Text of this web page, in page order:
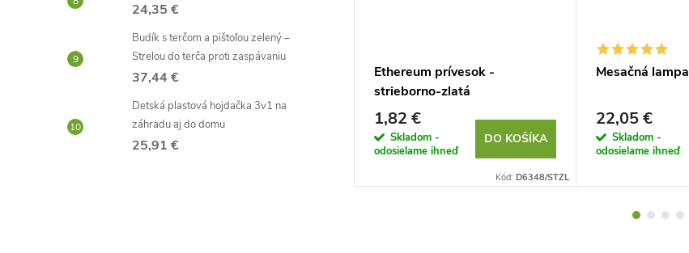
24,35 €
Budík s terčom a pištoľou zelený –
Strelou do terča proti zaspávaniu
37,44 €
Detská plastová hojdačka 3v1 na
záhradu aj do domu
25,91 €
- Sklenený
DO KOŠÍKA
Čajník so sitkom - 2l
8,59 €
Skladom -
odosielame ihneď
Ethereum prívesok -
strieborno-zlatá
1,82 €
Skladom -
odosielame ihneď
DO KOŠÍKA
Kód: D6348/STZL
Mesačná lampa
22,05 €
Skladom -
odosielame ihneď